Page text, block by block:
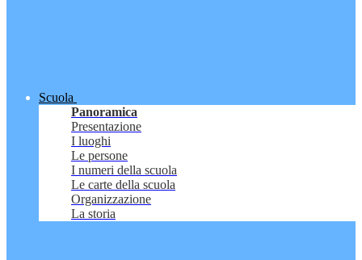
Scuola
Panoramica
Presentazione
I luoghi
Le persone
I numeri della scuola
Le carte della scuola
Organizzazione
La storia